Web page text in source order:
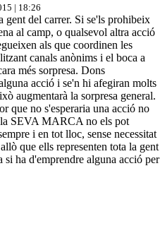
| 18:26
gent del carrer. Si se'ls prohibeix
al camp, o qualsevol altra acció
als que coordinen les
canals anònims i el boca a
més sorpresa. Dons
acció i se'n hi afegiran molts
augmentarà la sorpresa general.
que no s'esperaria una acció no
la SEVA MARCA no els pot
i en tot lloc, sense necessitat
que ells representen tota la gent
si ha d'emprendre alguna acció per